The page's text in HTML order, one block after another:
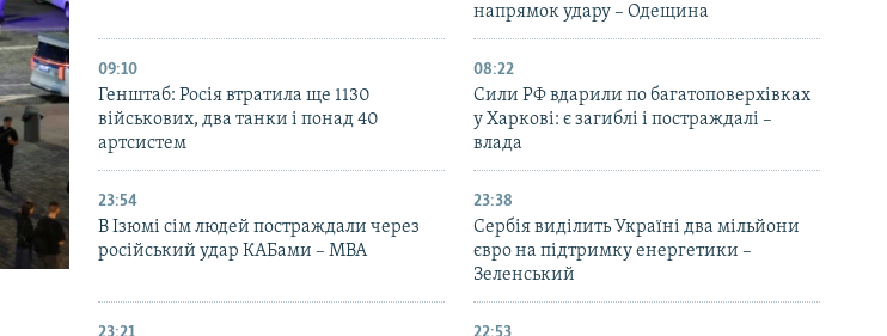
напрямок удару – Одещина
09:10
Генштаб: Росія втратила ще 1130
військових, два танки і понад 40
артсистем
08:22
Сили РФ вдарили по багатоповерхівках
у Харкові: є загиблі і постраждалі –
влада
23:54
В Ізюмі сім людей постраждали через
російський удар КАБами – МВА
23:38
Сербія виділить Україні два мільйони
євро на підтримку енергетики –
Зеленський